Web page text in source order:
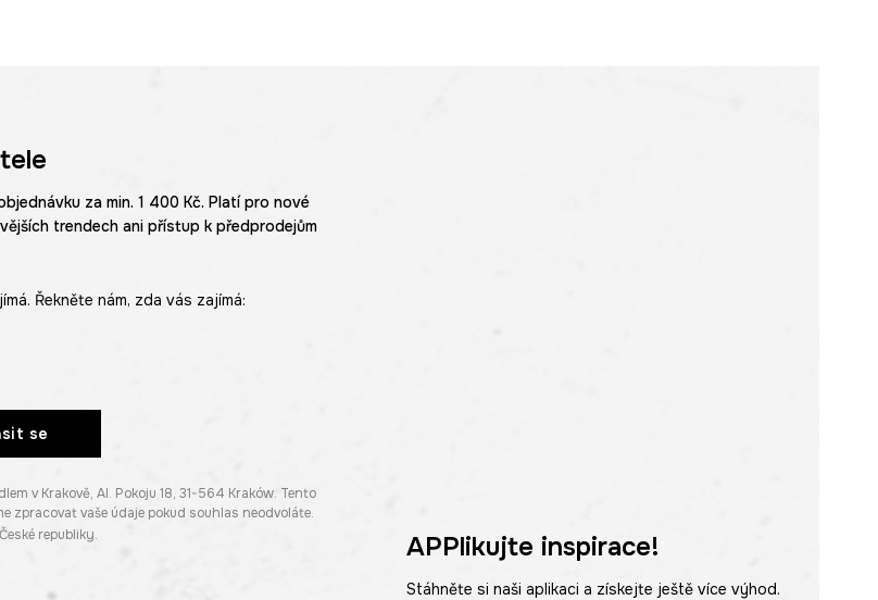
za min. 1 400 Kč. Platí pro nové
trendech ani přístup k předprodejům
Řekněte nám, zda vás zajímá:
se
v Krakově, Al. Pokoju 18, 31-564 Kraków. Tento
zpracovat vaše údaje pokud souhlas neodvoláte.
republiky. APPlikujte inspirace!
Stáhněte si naši aplikaci a získejte ještě více výhod.